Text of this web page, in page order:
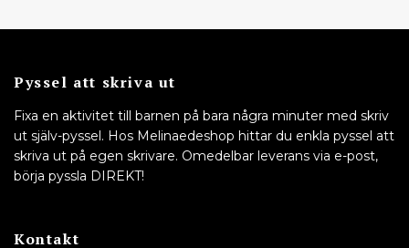
Pyssel att skriva ut
Fixa en aktivitet till barnen på bara några minuter med skriv
ut själv-pyssel. Hos Melinaedeshop hittar du enkla pyssel att
skriva ut på egen skrivare. Omedelbar leverans via e-post,
börja pyssla DIREKT!
Kontakt